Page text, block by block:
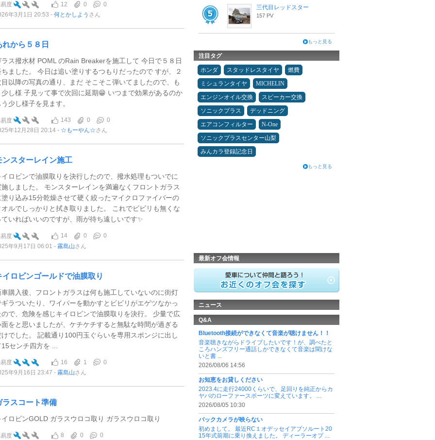
度 12 0
0
年3月1日 20:53
何とかしよう さん
れから５８日
ラス撥水材 POML のRain Breakerを施工して 今日で５８日
ちました。 今日は追い塗りするつもりだったので すが、２
目以降の写真の通り、まだ そこそこ弾いてましたので、も
少し様 子見ッて事で次回に延期😁 いつまで効果があるのか
少し様子を見ます。
度 143 0
0
年12月28日 20:14
☆もーやん☆さん
ンスターレイン施工
イロビンで油膜取りを決行したので、撥水処理もついでに
施しました。 モンスターレインを満遍なくフロントガラス
塗り込み15分乾燥させて硬く絞ったマイクロファイバーの
オルでしっかりと拭き取りました。 これでビビリも無くな
ていればいいのですが、雨が待ち遠しいです✨
度 14 0
0
年9月17日 06:01
霧島山さん
イロビンゴールドで油膜取り
車購入後、フロントガラスは何も施工していないのに街灯
ギラついたり、ワイパーを動かすとビビリがエゲツなかっ
ので、危険を感じキイロビンで油膜取りを決行。 少量で広
面をと思いましたが、ケチケチすると無駄な時間が過ぎる
けでした。 記載通り100円玉ぐらいを専用スポンジに出し
センチ四方を ...
度 16 1
0
年9月16日 23:47
霧島山さん
ラスコート準備
イロビンGOLD ガラスウロコ取り ガラスウロコ取り
度 8 0
0
三代目レッドスター
157 PV
もっと見る
注目タグ
ホンダ スタッドレスタイヤ
燃費
ミシュランタイヤ
MICHELIN
エンジンオイル交換
スピーカー交換
ソニックプラス
デッドニング
エアコンフィルター
N-One
ソニックプラスセンター山梨
みんカラ登録記念日
もっと見る
最新オフ会情報
ニュース
Q&A
Bluetooth接続ができなくて音楽が聴けません！！
音楽聴きながらドライブしたいです！が、調べたと
ころハンズフリー通話しかできなくて音楽は聞けな
いと書 ...
2026/08/06 14:56
お知恵をお貸しください
2023.4に走行24000くらいで、足回りを純正からカ
ヤバのローファースポーツに変えています。 ...
2026/08/05 10:30
バックカメラが映らない
初めまして。 最近RC１オデッセイアブソルート20
15年式前期に乗り換えました。 ディーラーオプ ...